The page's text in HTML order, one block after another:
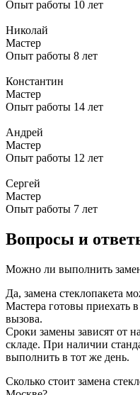
Опыт работы 10 лет
Николай
Мастер
Опыт работы 8 лет
Константин
Мастер
Опыт работы 14 лет
Андрей
Мастер
Опыт работы 12 лет
Сергей
Мастер
Опыт работы 7 лет
Вопросы и
Можно ли выполнить
Да, замена стеклопакета
Мастера готовы приехать
вызова.
Сроки замены зависят от
складе. При наличии
выполнить в тот же день.
Сколько стоит замена